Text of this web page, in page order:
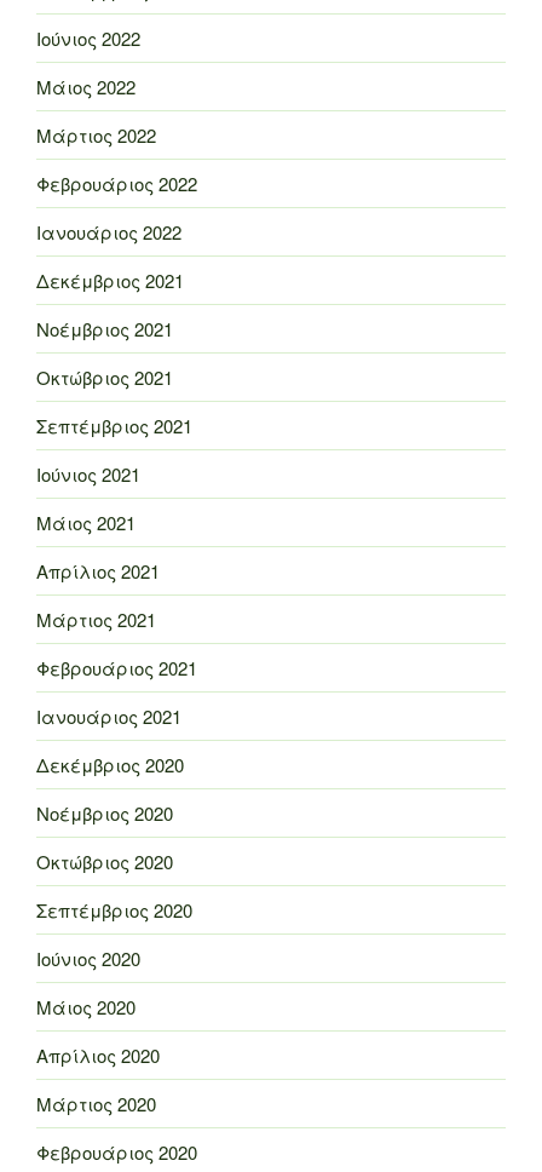
Ιούνιος 2022
Μάιος 2022
Μάρτιος 2022
Φεβρουάριος 2022
Ιανουάριος 2022
Δεκέμβριος 2021
Νοέμβριος 2021
Οκτώβριος 2021
Σεπτέμβριος 2021
Ιούνιος 2021
Μάιος 2021
Απρίλιος 2021
Μάρτιος 2021
Φεβρουάριος 2021
Ιανουάριος 2021
Δεκέμβριος 2020
Νοέμβριος 2020
Οκτώβριος 2020
Σεπτέμβριος 2020
Ιούνιος 2020
Μάιος 2020
Απρίλιος 2020
Μάρτιος 2020
Φεβρουάριος 2020